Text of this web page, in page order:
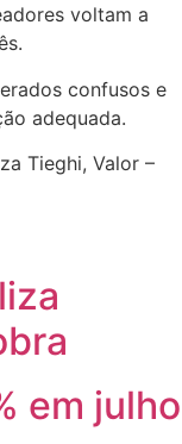
voltam a
confusos e
adequada.
Tieghi, Valor –
em julho